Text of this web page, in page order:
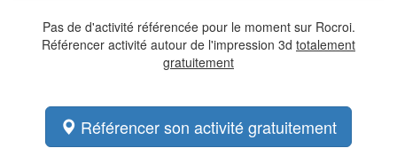
Pas de d'activité référencée pour le moment sur Rocroi.
Référencer activité autour de l'impression 3d totalement
gratuitement
Référencer son activité gratuitement